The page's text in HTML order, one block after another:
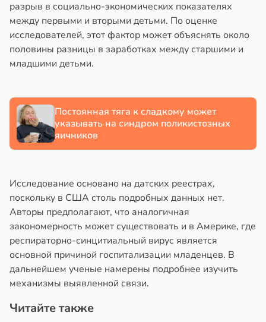
разрыв в социально-экономических показателях
между первыми и вторыми детьми. По оценке
исследователей, этот фактор может объяснять около
половины разницы в заработках между старшими и
младшими детьми.
Постоянная тяга к сладкому может
указывать на синдром поликистозных
яичников
Исследование основано на датских реестрах,
поскольку в США столь подробных данных нет.
Авторы предполагают, что аналогичная
закономерность может существовать и в Америке, где
респираторно-синцитиальный вирус является
основной причиной госпитализации младенцев. В
дальнейшем ученые намерены подробнее изучить
механизмы выявленной связи.
Читайте также